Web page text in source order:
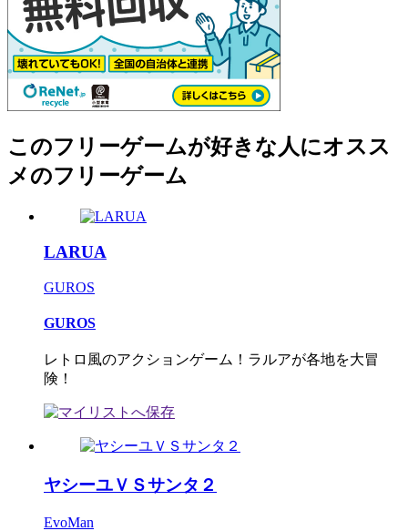
このフリーゲームが好きな人にオスス
メのフリーゲーム
LARUA
GUROS
GUROS
レトロ風のアクションゲーム！ラルアが各地を大冒
険！
ヤシーユＶＳサンタ２
EvoMan